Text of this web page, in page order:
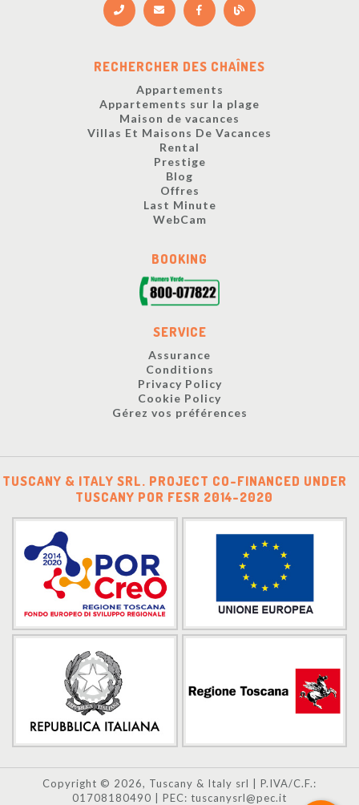
RECHERCHER DES CHAÎNES
Appartements
Appartements sur la plage
Maison de vacances
Villas Et Maisons De Vacances
Rental
Prestige
Blog
Offres
Last Minute
WebCam
BOOKING
SERVICE
Assurance
Conditions
Privacy Policy
Cookie Policy
Gérez vos préférences
TUSCANY & ITALY SRL. PROJECT CO-FINANCED UNDER
TUSCANY POR FESR 2014-2020
Copyright © 2026, Tuscany & Italy srl | P.IVA/C.F.:
01708180490 | PEC: tuscanysrl@pec.it